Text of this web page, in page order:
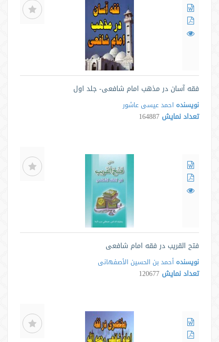
فقه آسان در مذهب امام شافعی- جلد اول
نویسنده احمد عیسی عاشور
تعداد نمایش 164887
فتح القریب در فقه امام شافعی
نویسنده أحمد بن الحسین الأصفهانی
تعداد نمایش 120677